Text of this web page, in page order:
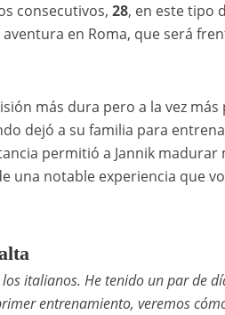
consecutivos, 28, en este tipo
en Roma, que será
más dura pero a la vez
dejó a su familia para
permitió a Jannik
una notable experiencia que
italianos. He tenido un par de
entrenamiento, veremos